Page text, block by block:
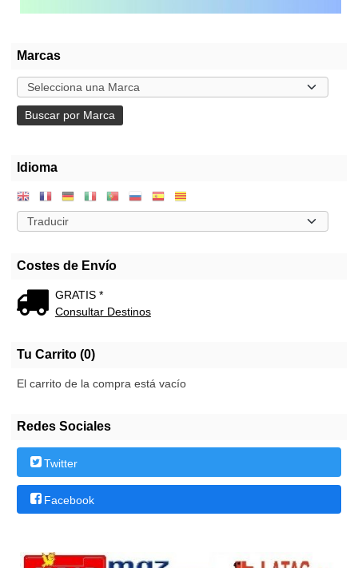
Marcas
Idioma
Costes de Envío
GRATIS *
Consultar Destinos
Tu Carrito (0)
El carrito de la compra está vacío
Redes Sociales
Twitter
Facebook